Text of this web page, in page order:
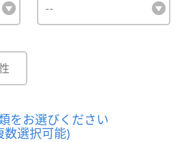
をお選びください
数選択可能)